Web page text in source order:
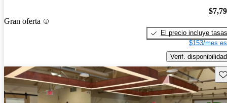
Gran oferta
El precio incluye tasas
$153/mes
Verif. disponibilidad